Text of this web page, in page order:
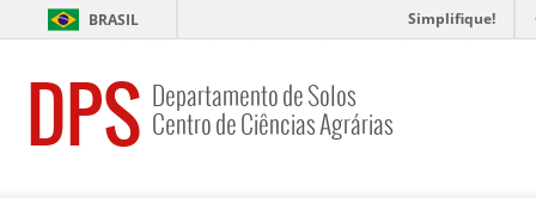
BRASIL Simplifique!
DPS Departamento de Solos
Centro de Ciências Agrárias